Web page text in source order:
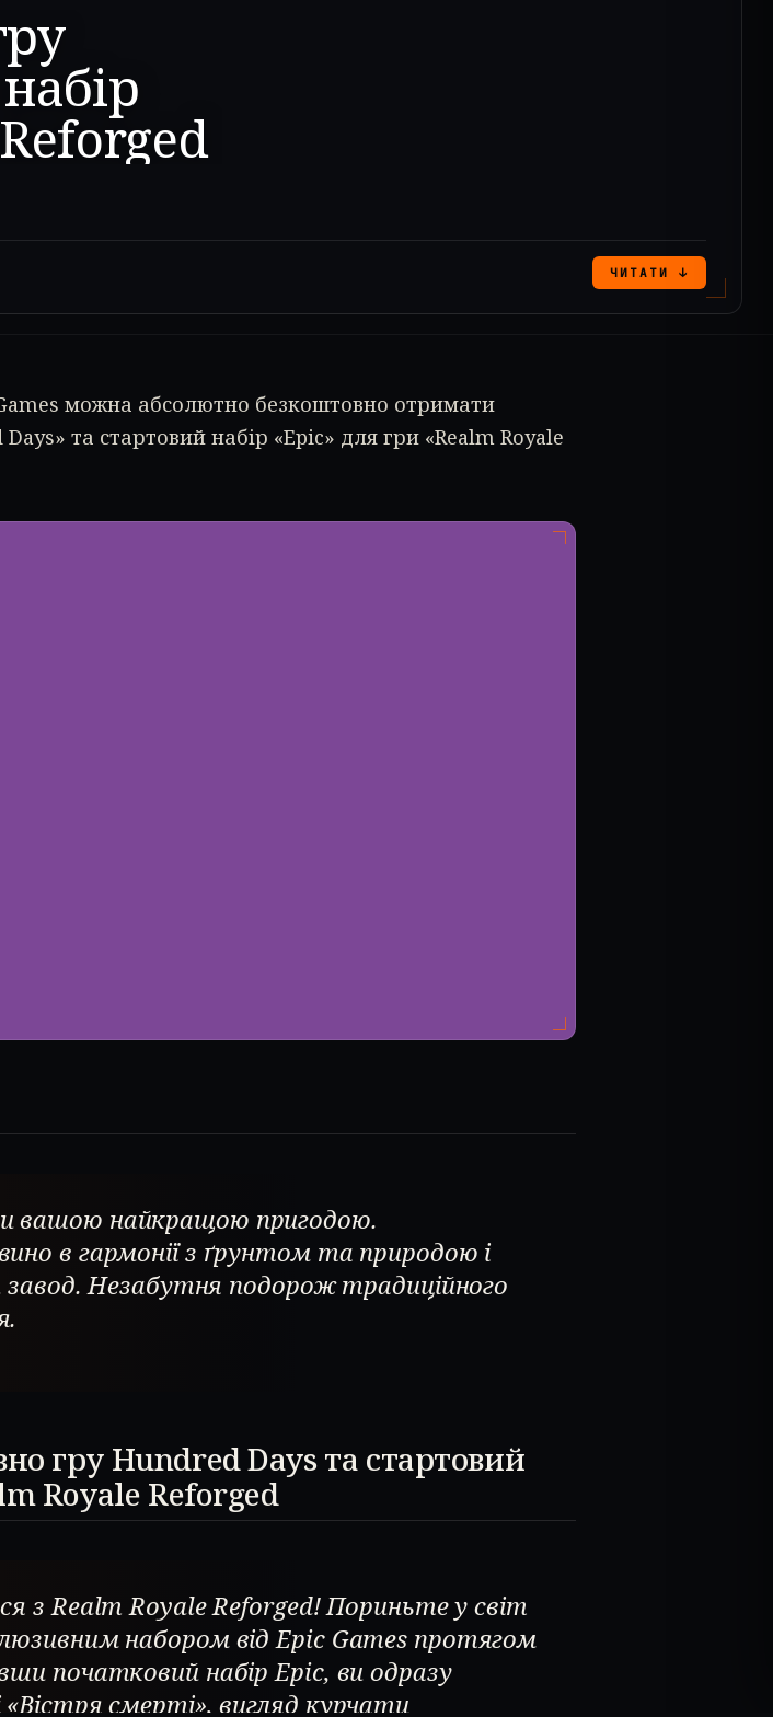
ЧИТАТИ ↓
можна абсолютно безкоштовно отримати
та стартовий набір «Epic» для гри «Realm Royale
вашою найкращою пригодою.
в гармонії з ґрунтом та природою і
завод. Незабутня подорож традиційного
гру Hundred Days та стартовий
Royale Reforged
з Realm Royale Reforged! Пориньте у світ
набором від Epic Games протягом
початковий набір Epic, ви одразу
смерті», вигляд курчати